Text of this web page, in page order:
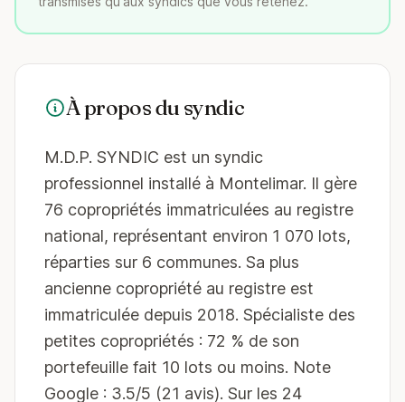
À propos du syndic
M.D.P. SYNDIC est un syndic
professionnel installé à Montelimar. Il gère
76 copropriétés immatriculées au registre
national, représentant environ 1 070 lots,
réparties sur 6 communes. Sa plus
ancienne copropriété au registre est
immatriculée depuis 2018. Spécialiste des
petites copropriétés : 72 % de son
portefeuille fait 10 lots ou moins. Note
Google : 3.5/5 (21 avis). Sur les 24